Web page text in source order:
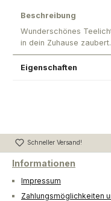
Beschreibung
Wunderschönes
in dein Zuhause zaubert.
Eigenschaften
Schneller Versand!
Informationen
Impressum
Zahlungsmöglichkeiten